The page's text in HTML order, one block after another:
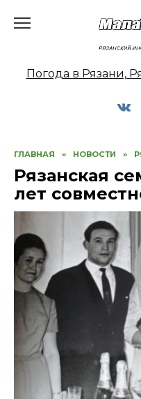
Погода в Рязани,
ГЛАВНАЯ » НОВОСТИ »
Рязанская
лет